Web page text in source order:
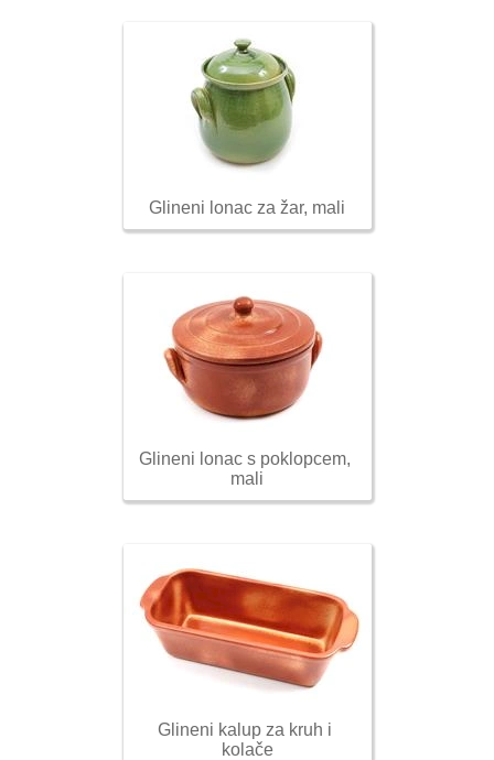
Glineni lonac za žar, mali
Glineni lonac s poklopcem,
mali
Glineni kalup za kruh i
kolače